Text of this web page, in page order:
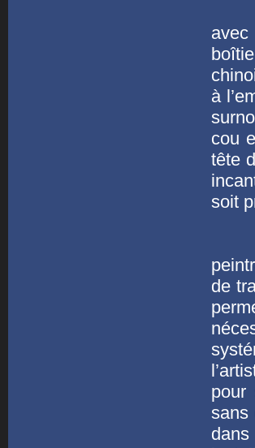
à
cou
tête
soit
de
pour
sans